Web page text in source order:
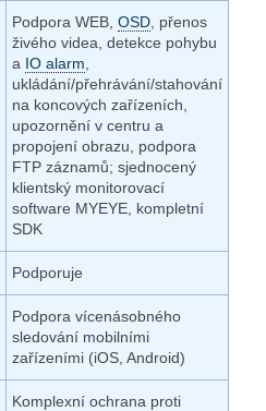
Podpora WEB, OSD , přenos
živého videa, detekce pohybu
a IO alarm
ukládání/přehrávání/stahování
na koncových zařízeních,
upozornění v centru a
propojení obrazu, podpora
FTP záznamů; sjednocený
klientský monitorovací
software MYEYE, kompletní
SDK
Podporuje
Podpora vícenásobného
sledování mobilními
zařízeními (iOS, Android)
Komplexní ochrana proti